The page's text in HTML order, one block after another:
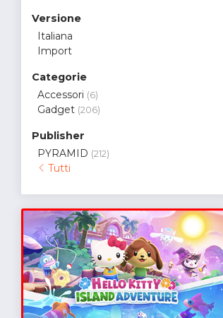
Versione
Italiana
Import
Categorie
Accessori (6)
Gadget (206)
Publisher
PYRAMID (212)
Tutti